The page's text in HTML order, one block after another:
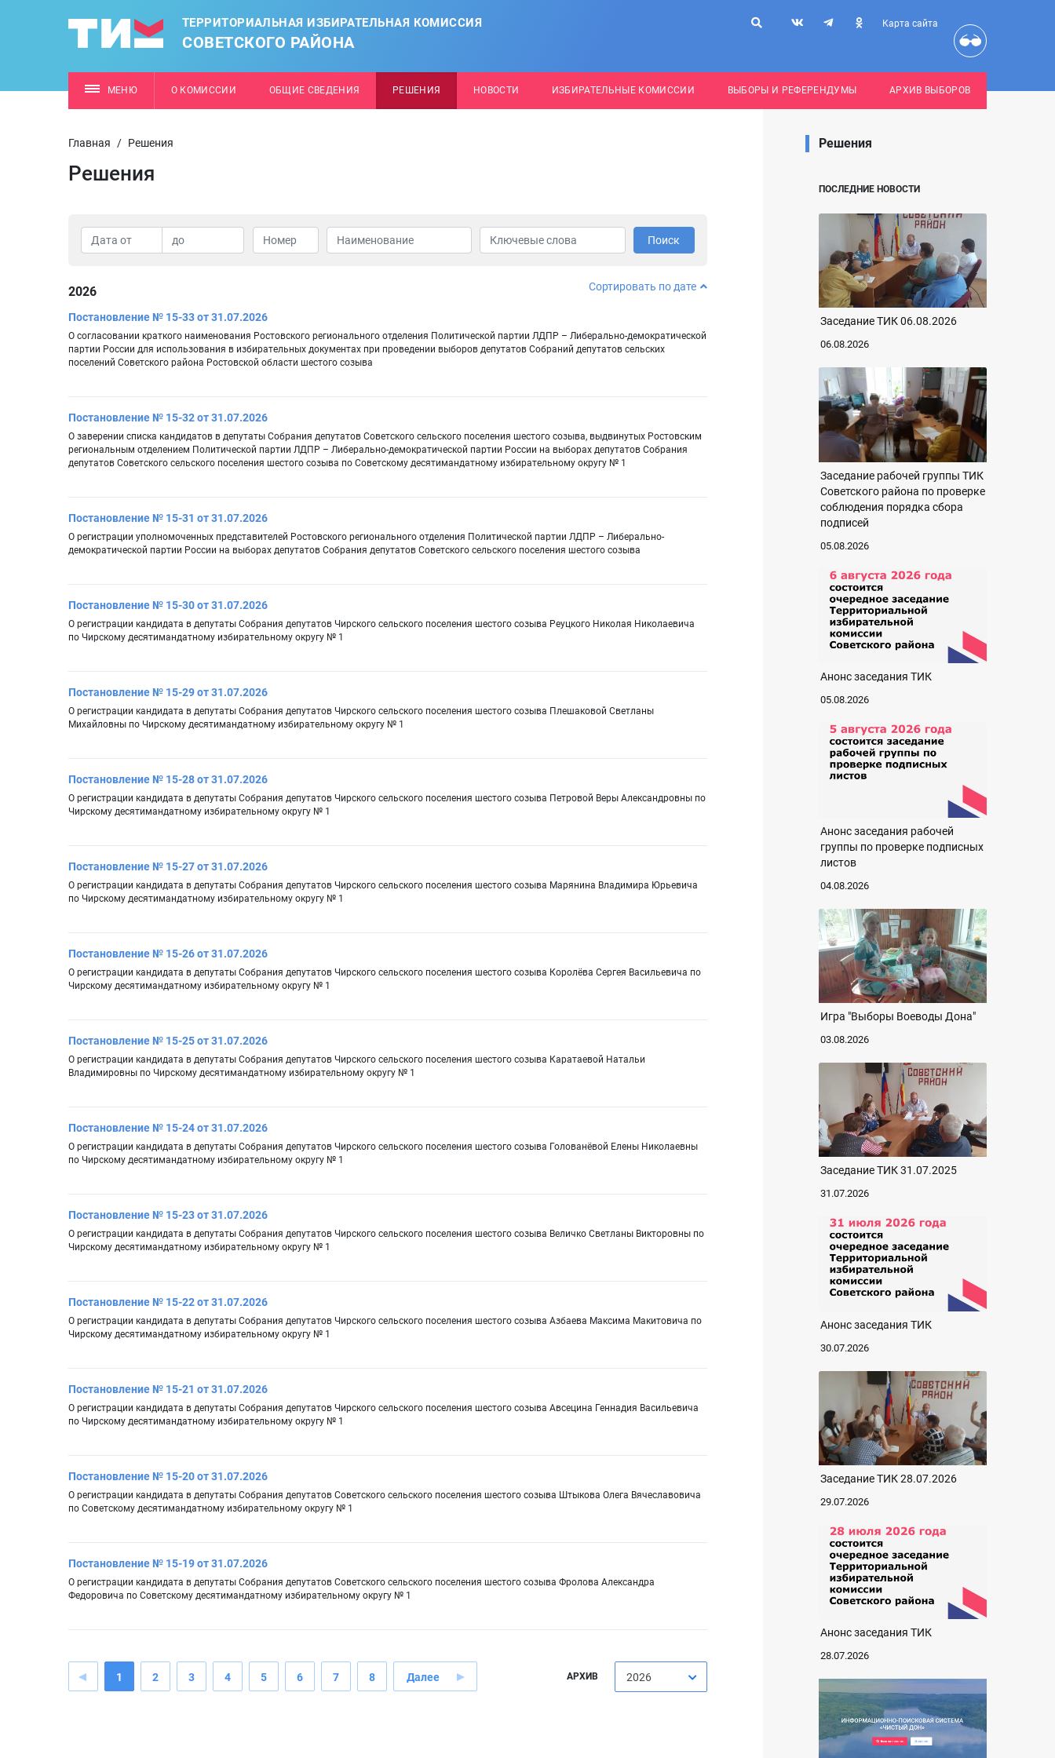
ТЕРРИТОРИАЛЬНАЯ ИЗБИРАТЕЛЬНАЯ КОМИССИЯ
СОВЕТСКОГО РАЙОНА
Карта сайта
МЕНЮ О КОМИССИИ ОБЩИЕ СВЕДЕНИЯ РЕШЕНИЯ НОВОСТИ ИЗБИРАТЕЛЬНЫЕ КОМИССИИ ВЫБОРЫ И РЕФЕРЕНДУМЫ АРХИВ ВЫБОРОВ
Главная / Решения
Решения
Поиск
2026 Сортировать по дате
Постановление № 15-33 от 31.07.2026
О согласовании краткого наименования Ростовского регионального отделения Политической партии ЛДПР – Либерально-демократической
партии России для использования в избирательных документах при проведении выборов депутатов Собраний депутатов сельских
поселений Советского района Ростовской области шестого созыва
Постановление № 15-32 от 31.07.2026
О заверении списка кандидатов в депутаты Собрания депутатов Советского сельского поселения шестого созыва, выдвинутых Ростовским
региональным отделением Политической партии ЛДПР – Либерально-демократической партии России на выборах депутатов Собрания
депутатов Советского сельского поселения шестого созыва по Советскому десятимандатному избирательному округу № 1
Постановление № 15-31 от 31.07.2026
О регистрации уполномоченных представителей Ростовского регионального отделения Политической партии ЛДПР – Либерально-
демократической партии России на выборах депутатов Собрания депутатов Советского сельского поселения шестого созыва
Постановление № 15-30 от 31.07.2026
О регистрации кандидата в депутаты Собрания депутатов Чирского сельского поселения шестого созыва Реуцкого Николая Николаевича
по Чирскому десятимандатному избирательному округу № 1
Постановление № 15-29 от 31.07.2026
О регистрации кандидата в депутаты Собрания депутатов Чирского сельского поселения шестого созыва Плешаковой Светланы
Михайловны по Чирскому десятимандатному избирательному округу № 1
Постановление № 15-28 от 31.07.2026
О регистрации кандидата в депутаты Собрания депутатов Чирского сельского поселения шестого созыва Петровой Веры Александровны по
Чирскому десятимандатному избирательному округу № 1
Постановление № 15-27 от 31.07.2026
О регистрации кандидата в депутаты Собрания депутатов Чирского сельского поселения шестого созыва Марянина Владимира Юрьевича
по Чирскому десятимандатному избирательному округу № 1
Постановление № 15-26 от 31.07.2026
О регистрации кандидата в депутаты Собрания депутатов Чирского сельского поселения шестого созыва Королёва Сергея Васильевича по
Чирскому десятимандатному избирательному округу № 1
Постановление № 15-25 от 31.07.2026
О регистрации кандидата в депутаты Собрания депутатов Чирского сельского поселения шестого созыва Каратаевой Натальи
Владимировны по Чирскому десятимандатному избирательному округу № 1
Постановление № 15-24 от 31.07.2026
О регистрации кандидата в депутаты Собрания депутатов Чирского сельского поселения шестого созыва Голованёвой Елены Николаевны
по Чирскому десятимандатному избирательному округу № 1
Постановление № 15-23 от 31.07.2026
О регистрации кандидата в депутаты Собрания депутатов Чирского сельского поселения шестого созыва Величко Светланы Викторовны по
Чирскому десятимандатному избирательному округу № 1
Постановление № 15-22 от 31.07.2026
О регистрации кандидата в депутаты Собрания депутатов Чирского сельского поселения шестого созыва Азбаева Максима Макитовича по
Чирскому десятимандатному избирательному округу № 1
Постановление № 15-21 от 31.07.2026
О регистрации кандидата в депутаты Собрания депутатов Чирского сельского поселения шестого созыва Авсецина Геннадия Васильевича
по Чирскому десятимандатному избирательному округу № 1
Постановление № 15-20 от 31.07.2026
О регистрации кандидата в депутаты Собрания депутатов Советского сельского поселения шестого созыва Штыкова Олега Вячеславовича
по Советскому десятимандатному избирательному округу № 1
Постановление № 15-19 от 31.07.2026
О регистрации кандидата в депутаты Собрания депутатов Советского сельского поселения шестого созыва Фролова Александра
Федоровича по Советскому десятимандатному избирательному округу № 1
1 2 3 4 5 6 7 8 Далее АРХИВ 2026
Решения
ПОСЛЕДНИЕ НОВОСТИ
Заседание ТИК 06.08.2026
06.08.2026
Заседание рабочей группы ТИК
Советского района по проверке
соблюдения порядка сбора
подписей
05.08.2026
Анонс заседания ТИК
05.08.2026
Анонс заседания рабочей
группы по проверке подписных
листов
04.08.2026
Игра "Выборы Воеводы Дона"
03.08.2026
Заседание ТИК 31.07.2025
31.07.2026
Анонс заседания ТИК
30.07.2026
Заседание ТИК 28.07.2026
29.07.2026
Анонс заседания ТИК
28.07.2026